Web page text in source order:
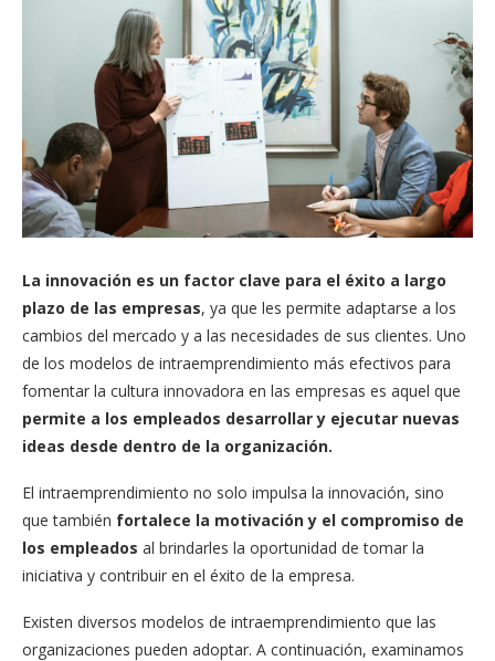
La innovación es un factor clave para el éxito a largo
plazo de las empresas, ya que les permite adaptarse a los
cambios del mercado y a las necesidades de sus clientes. Uno
de los modelos de intraemprendimiento más efectivos para
fomentar la cultura innovadora en las empresas es aquel que
permite a los empleados desarrollar y ejecutar nuevas
ideas desde dentro de la organización.
El intraemprendimiento no solo impulsa la innovación, sino
que también fortalece la motivación y el compromiso de
los empleados al brindarles la oportunidad de tomar la
iniciativa y contribuir en el éxito de la empresa.
Existen diversos modelos de intraemprendimiento que las
organizaciones pueden adoptar. A continuación, examinamos